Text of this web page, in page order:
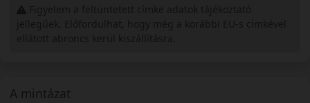
A mintázat